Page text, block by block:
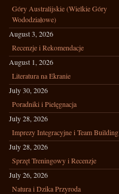
Góry Australijskie (Wielkie Góry
Wododziałowe)
August 3, 2026
Recenzje i Rekomendacje
August 1, 2026
Literatura na Ekranie
July 30, 2026
Poradniki i Pielęgnacja
July 28, 2026
Imprezy Integracyjne i Team Building
July 28, 2026
Sprzęt Treningowy i Recenzje
July 26, 2026
Natura i Dzika Przyroda